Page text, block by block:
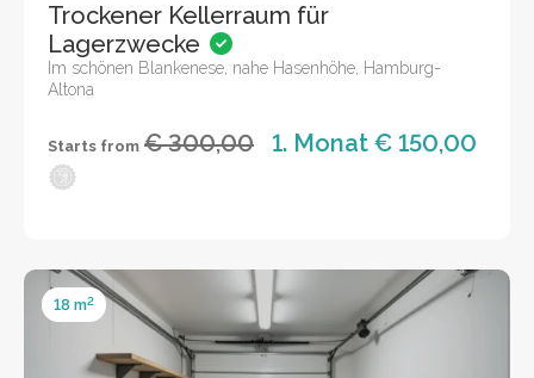
Trockener Kellerraum für
Lagerzwecke
Im schönen Blankenese, nahe Hasenhöhe, Hamburg-
Altona
Starts from € 300,00 1. Monat € 150,00
18 m2